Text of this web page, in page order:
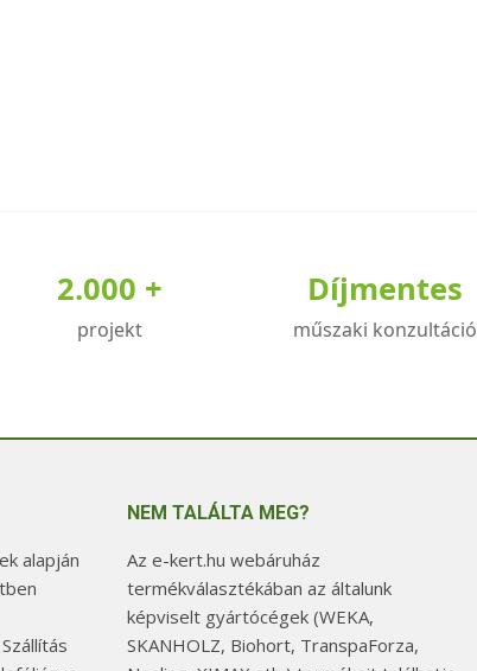
2.000 +
projekt
Díjmentes
műszaki konzultáció
alapján
NEM TALÁLTA MEG?
Az e-kert.hu webáruház
termékválasztékában az általunk
képviselt gyártócégek (WEKA,
SKANHOLZ, Biohort, TranspaForza,